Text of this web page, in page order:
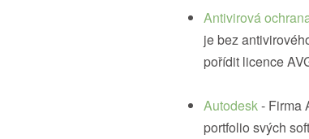
Antivirová
je bez
pořídit licence
Autodesk- Firma
portfolio svých